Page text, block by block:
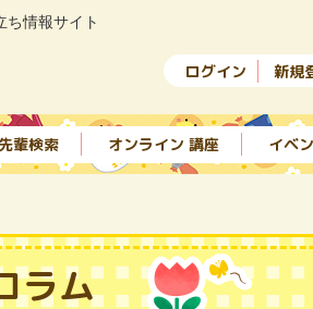
ち情報サイト
ログイン 新規
先輩検索 オンライン 講座 イベ
ラム